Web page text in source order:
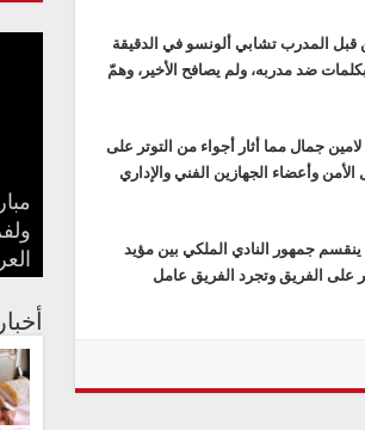
من قبل المدرب تشابي ألونسو في الدقيقة
ضد مدربه، ولم يصافح الأخير، وهمّ
جمال مما أثار أجواء من التوتر على
وأعضاء الجهازين الفني والإداري
يمتد حتى عام 2027 المقبل في وقت ينقسم جمهور النادي الملكي بين مؤيد
على الفريق وتجرد الفريق عامل
في